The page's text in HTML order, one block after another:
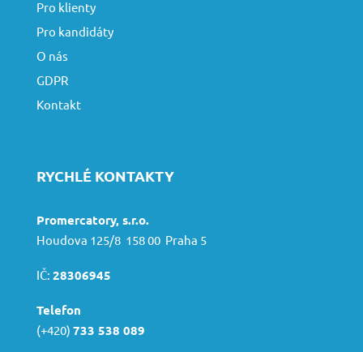
Pro klienty
Pro kandidáty
O nás
GDPR
Kontakt
RYCHLÉ KONTAKTY
Promercatory, s.r.o.
Houdova 125/8 158 00 Praha 5
IČ: 28306945
Telefon
(+420) 733 538 089